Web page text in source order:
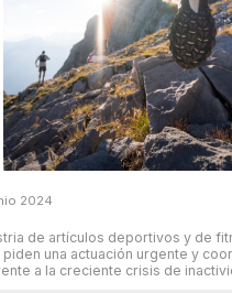
2024
de artículos deportivos y de
una actuación urgente y
a la creciente crisis de